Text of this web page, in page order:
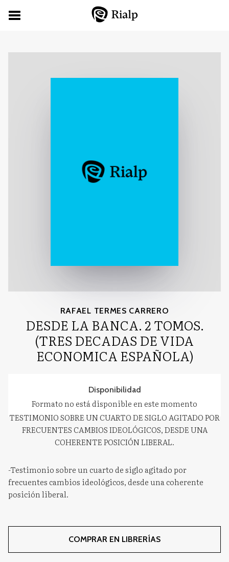
RAFAEL TERMES CARRERO
DESDE LA BANCA. 2 TOMOS.
(TRES DECADAS DE VIDA
ECONOMICA ESPAÑOLA)
Disponibilidad
Formato no está disponible en este momento
TESTIMONIO SOBRE UN CUARTO DE SIGLO AGITADO POR
FRECUENTES CAMBIOS IDEOLÓGICOS, DESDE UNA
COHERENTE POSICIÓN LIBERAL.
-Testimonio sobre un cuarto de siglo agitado por
frecuentes cambios ideológicos, desde una coherente
posición liberal.
COMPRAR EN LIBRERÍAS